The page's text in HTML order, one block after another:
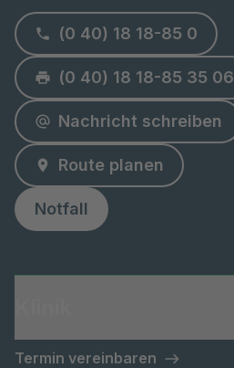
(0 40) 18 18-85 0
(0 40) 18 18-85 35 06
Nachricht schreiben
Route planen
Notfall
Termin vereinbaren